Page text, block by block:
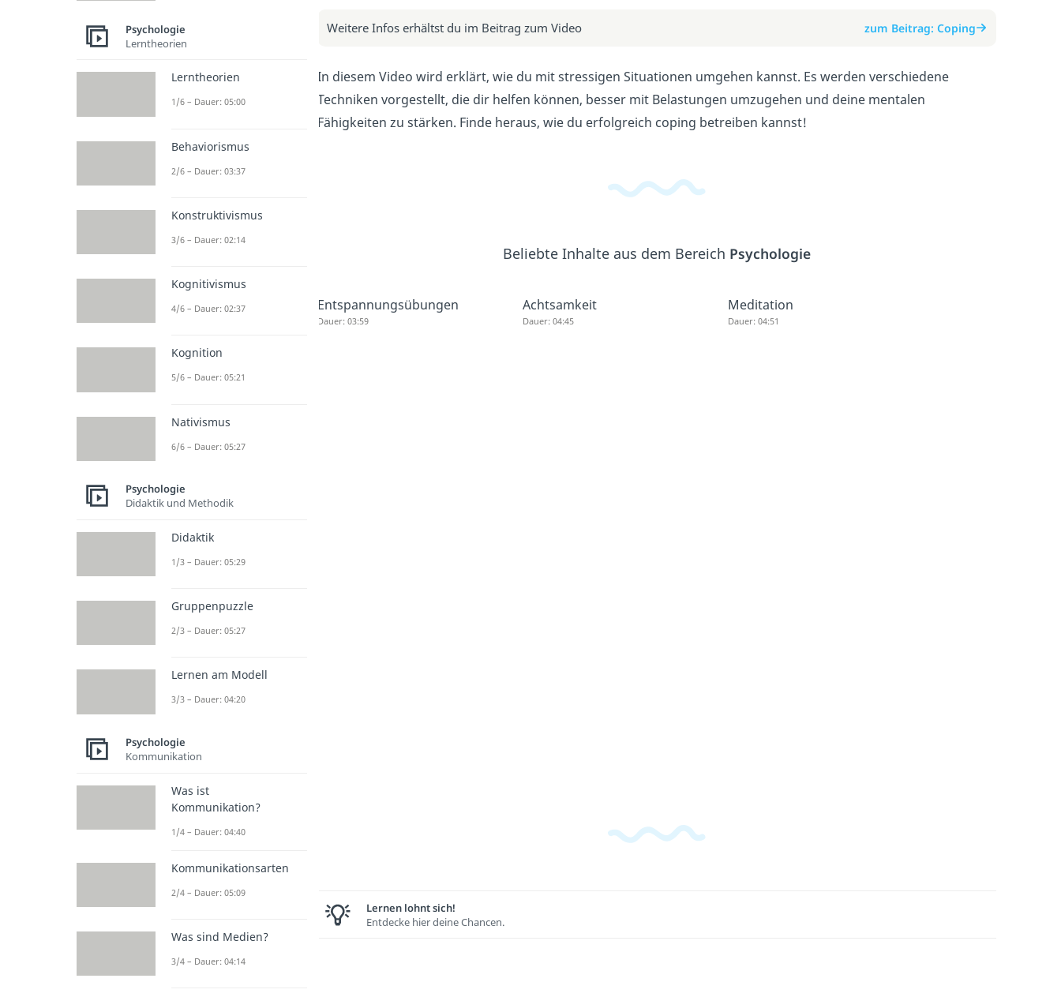
Weitere Infos erhältst du im Beitrag zum Video zum Beitrag: Coping
In diesem Video wird erklärt, wie du mit stressigen Situationen umgehen kannst. Es werden verschiedene
Techniken vorgestellt, die dir helfen können, besser mit Belastungen umzugehen und deine mentalen
Fähigkeiten zu stärken. Finde heraus, wie du erfolgreich coping betreiben kannst!
Beliebte Inhalte aus dem Bereich Psychologie
Entspannungsübungen
Dauer: 03:59
Achtsamkeit
Dauer: 04:45
Meditation
Dauer: 04:51
Lernen lohnt sich!
Entdecke hier deine Chancen.
Psychologie
Lerntheorien
Lerntheorien
1/6 – Dauer: 05:00
Behaviorismus
2/6 – Dauer: 03:37
Konstruktivismus
3/6 – Dauer: 02:14
Kognitivismus
4/6 – Dauer: 02:37
Kognition
5/6 – Dauer: 05:21
Nativismus
6/6 – Dauer: 05:27
Psychologie
Didaktik und Methodik
Didaktik
1/3 – Dauer: 05:29
Gruppenpuzzle
2/3 – Dauer: 05:27
Lernen am Modell
3/3 – Dauer: 04:20
Psychologie
Kommunikation
Was ist
Kommunikation?
1/4 – Dauer: 04:40
Kommunikationsarten
2/4 – Dauer: 05:09
Was sind Medien?
3/4 – Dauer: 04:14